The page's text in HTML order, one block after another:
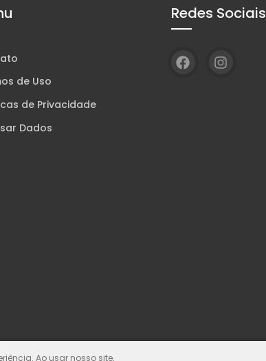
de Uso
de Privacidade
Dados
Redes Sociais
Ao usar nosso site,